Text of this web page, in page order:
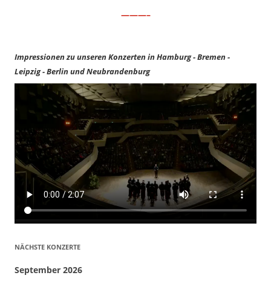
———–
Impressionen zu unseren Konzerten in Hamburg - Bremen -
Leipzig - Berlin und Neubrandenburg
NÄCHSTE KONZERTE
September 2026